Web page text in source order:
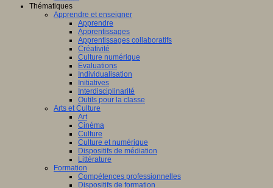
Thématiques
Apprendre et enseigner
Apprendre
Apprentissages
Apprentissages collaboratifs
Créativité
Culture numérique
Evaluations
Individualisation
Initiatives
Interdisciplinarité
Outils pour la classe
Arts et Culture
Art
Cinéma
Culture
Culture et numérique
Dispositifs de médiation
Littérature
Formation
Compétences professionnelles
Dispositifs de formation